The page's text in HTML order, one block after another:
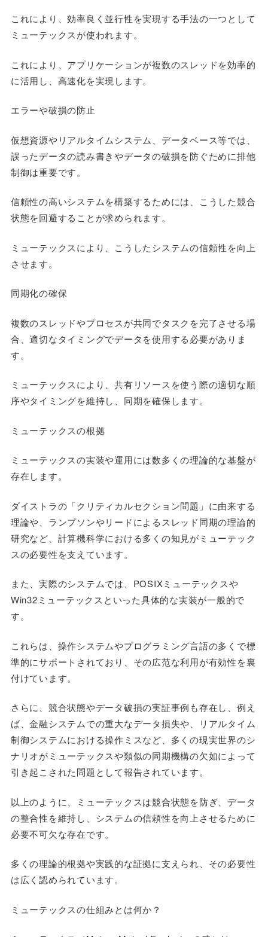
これにより、効率良く並行性を実現する手法の一つとして
ミューテックスが使われます。
これにより、アプリケーションが複数のスレッドを効率的
に活用し、高速化を実現します。
エラーや破損の防止
仮想資源やリアルタイムシステム、データベース等では、
誤ったデータの読み書きやデータの破損を防ぐために排他
制御は重要です。
信頼性の高いシステムを構築するためには、こうした競合
状態を回避することが求められます。
ミューテックスにより、こうしたシステムの信頼性を向上
させます。
同期化の確保
複数のスレッドやプロセスが共同でタスクを完了させる場
合、適切なタイミングでデータを使用する必要がありま
す。
ミューテックスにより、共有リソースを使う際の適切な順
序やタイミングを維持し、同期を確保します。
ミューテックスの根拠
ミューテックスの実装や運用には数多くの理論的な基盤が
存在します。
ダイストラの「クリティカルセクション問題」に由来する
理論や、ランプソンやリードによるスレッド同期の理論的
研究など、計算機科学における多くの知見がミューテック
スの必要性を支えています。
また、実際のシステムでは、POSIXミューテックスや
Win32ミューテックスといった具体的な実装が一般的で
す。
これらは、操作システムやプログラミング言語の多くで標
準的にサポートされており、その広范な利用が有効性を裏
付けています。
さらに、競合状態やデータ破損の実証事例も存在し、例え
ば、金融システムでの重大なデータ損失や、リアルタイム
制御システムにおける操作ミスなど、多くの現実世界のシ
ナリオがミューテックスや類似の同期機構の欠如によって
引き起こされた問題として報告されています。
以上のように、ミューテックスは競合状態を防ぎ、データ
の整合性を維持し、システムの信頼性を向上させるために
必要不可欠な存在です。
多くの理論的根拠や実践的な証拠に支えられ、その必要性
は広く認められています。
ミューテックスの仕組みとは何か？